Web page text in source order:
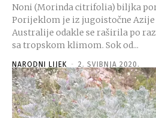
Noni (Morinda citrifolia) biljka
Porijeklom je iz jugoistočne Azije
Australije odakle se raširila po
sa tropskom klimom. Sok od...
NARODNI LIJEK - 2. SVIBNJA 2020.